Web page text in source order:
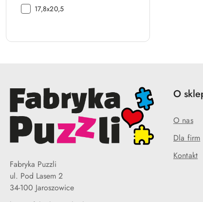
Format:
17,8x20,5
Fabryka Puzzli
ul. Pod Lasem 2
34-100 Jaroszowice
O
O nas
Dla firm
Kontakt